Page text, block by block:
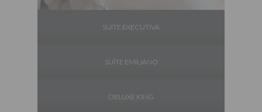
SUÍTE EXECUTIVA
SUÍTE EMILIANO
DELUXE KING